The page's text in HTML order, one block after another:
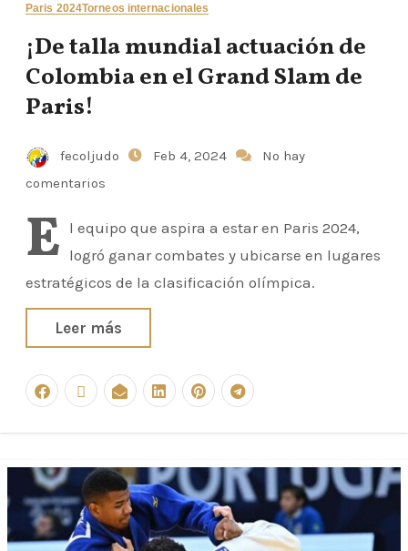
Paris 2024Torneos internacionales
¡De talla mundial actuación de
Colombia en el Grand Slam de
Paris!
fecoljudo Feb 4, 2024
No hay
comentarios
E l equipo que aspira a estar en Paris 2024,
logró ganar combates y ubicarse en lugares
estratégicos de la clasificación olímpica.
Leer más